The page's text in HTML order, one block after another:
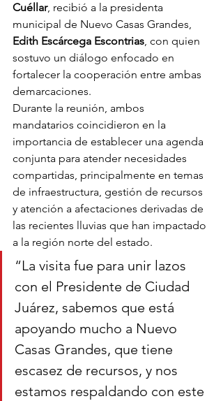
Cuéllar, recibió a la presidenta
municipal de Nuevo Casas Grandes,
Edith Escárcega Escontrias, con quien
sostuvo un diálogo enfocado en
fortalecer la cooperación entre ambas
demarcaciones.
Durante la reunión, ambos
mandatarios coincidieron en la
importancia de establecer una agenda
conjunta para atender necesidades
compartidas, principalmente en temas
de infraestructura, gestión de recursos
y atención a afectaciones derivadas de
las recientes lluvias que han impactado
a la región norte del estado.
“La visita fue para unir lazos
con el Presidente de Ciudad
Juárez, sabemos que está
apoyando mucho a Nuevo
Casas Grandes, que tiene
escasez de recursos, y nos
estamos respaldando con este